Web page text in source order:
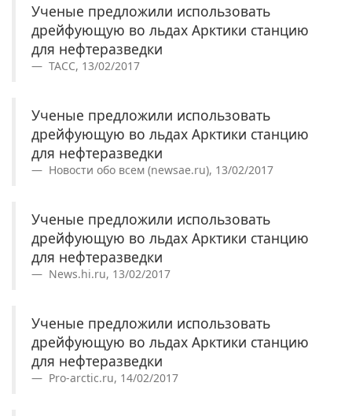
Ученые предложили использовать
дрейфующую во льдах Арктики станцию
для нефтеразведки
ТАСС, 13/02/2017
Ученые предложили использовать
дрейфующую во льдах Арктики станцию
для нефтеразведки
Новости обо всем (newsae.ru), 13/02/2017
Ученые предложили использовать
дрейфующую во льдах Арктики станцию
для нефтеразведки
News.hi.ru, 13/02/2017
Ученые предложили использовать
дрейфующую во льдах Арктики станцию
для нефтеразведки
Pro-arctic.ru, 14/02/2017